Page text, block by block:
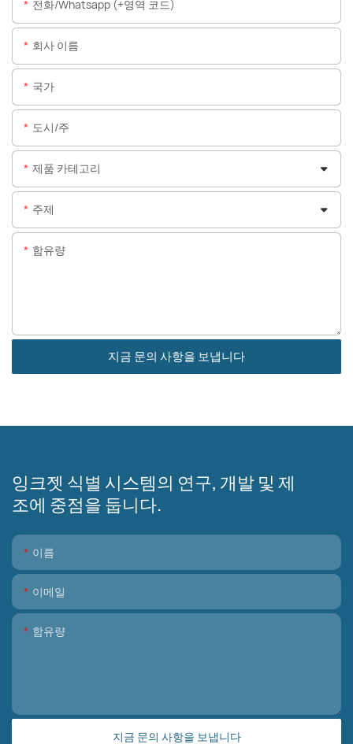
전화/whatsapp (+영역 코드)
회사 이름
국가
도시/주
제품 카테고리
주제
함유량
지금 문의 사항을 보냅니다
잉크젯 식별 시스템의 연구, 개발 및 제
조에 중점을 둡니다.
이름
이메일
함유량
지금 문의 사항을 보냅니다